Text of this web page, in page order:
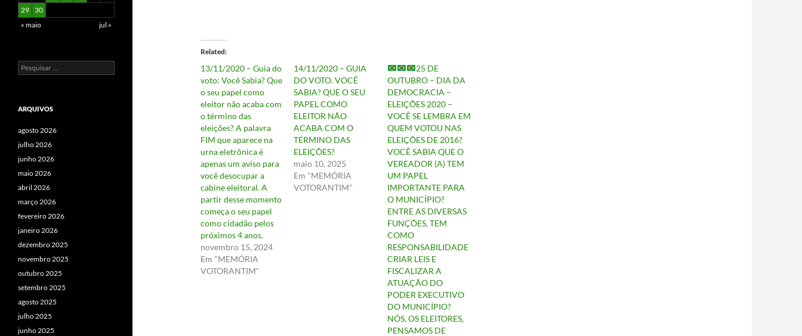
Related
13/11/2020 – Guia do
voto: Você Sabia? Que
o seu papel como
eleitor não acaba com
o término das
eleições? A palavra
FIM que aparece na
urna eletrônica é
apenas um aviso para
você desocupar a
cabine eleitoral. A
partir desse momento
começa o seu papel
como cidadão pelos
próximos 4 anos.
novembro 15, 2024
Em "MEMÓRIA
VOTORANTIM"
14/11/2020 – GUIA
DO VOTO. VOCÊ
SABIA? QUE O SEU
PAPEL COMO
ELEITOR NÃO
ACABA COM O
TÉRMINO DAS
ELEIÇÕES?
maio 10, 2025
Em "MEMÓRIA
VOTORANTIM"
25 DE
OUTUBRO – DIA DA
DEMOCRACIA –
ELEIÇÕES 2020 –
VOCÊ SE LEMBRA EM
QUEM VOTOU NAS
ELEIÇÕES DE 2016?
VOCÊ SABIA QUE O
VEREADOR (A) TEM
UM PAPEL
IMPORTANTE PARA
O MUNICÍPIO?
ENTRE AS DIVERSAS
FUNÇÕES, TEM
COMO
RESPONSABILIDADE
CRIAR LEIS E
FISCALIZAR A
ATUAÇÃO DO
PODER EXECUTIVO
DO MUNICÍPIO?
NÓS, OS ELEITORES,
PENSAMOS DE
29
30
« maio
jul »
Pesquisar
por:
ARQUIVOS
agosto 2026
julho 2026
junho 2026
maio 2026
abril 2026
março 2026
fevereiro 2026
janeiro 2026
dezembro 2025
novembro 2025
outubro 2025
setembro 2025
agosto 2025
julho 2025
junho 2025